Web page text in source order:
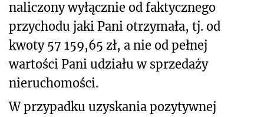
naliczony wyłącznie od faktycznego
przychodu jaki Pani otrzymała, tj. od
kwoty 57 159,65 zł, a nie od pełnej
wartości Pani udziału w sprzedaży
nieruchomości.
W przypadku uzyskania pozytywnej